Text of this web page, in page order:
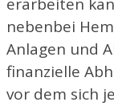
nebenbei
Anlagen und
finanzielle
vor dem sich